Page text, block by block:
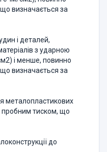
визначається за
і деталей,
з ударною
і менше, повинно
визначається за
металопластикових
пробним тиском, що
до